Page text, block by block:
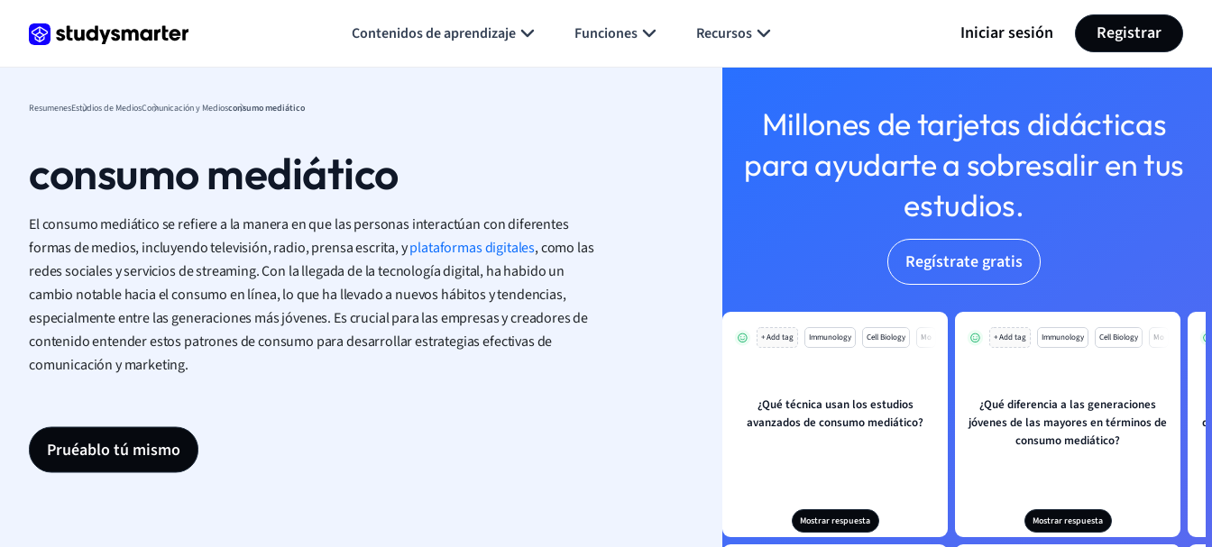
Contenidos de aprendizaje Funciones Recursos Iniciar sesión Registrar
ResumenesEstudios de MediosComunicación y Mediosconsumo mediático
consumo mediático
El consumo mediático se refiere a la manera en que las personas interactúan con diferentes
formas de medios, incluyendo televisión, radio, prensa escrita, yplataformas digitales, como las
redes sociales y servicios de streaming. Con la llegada de la tecnología digital, ha habido un
cambio notable hacia el consumo en línea, lo que ha llevado a nuevos hábitos y tendencias,
especialmente entre las generaciones más jóvenes. Es crucial para las empresas y creadores de
contenido entender estos patrones de consumo para desarrollar estrategias efectivas de
comunicación y marketing.
Pruéablo tú mismo
Millones de tarjetas didácticas
para ayudarte a sobresalir en tus
estudios.
Regístrate gratis
+ Add tag Immunology Cell Biology Mo
¿Qué técnica usan los estudios
avanzados de consumo mediático?
Mostrar respuesta
+ Add tag Immunology Cell Biology Mo
¿Qué diferencia a las generaciones
jóvenes de las mayores en términos de
consumo mediático?
Mostrar respuesta